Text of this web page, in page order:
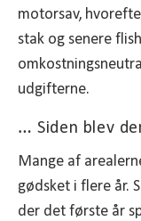
motorsav,
stak og senere
udgifterne.
… Siden blev
Mange af
gødsket i flere år.
der det første år